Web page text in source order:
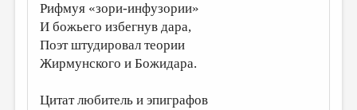
ИЗБРАННОЕ
ДАЙДЖЕСТ
ПРОИЗВЕДЕНИЯ
ПЕРЕВОДЫ
Рифмуя «зори-инфузории»
И божьего избегнув дара,
Поэт штудировал теории
Жирмунского и Божидара.
Цитат любитель и эпиграфов